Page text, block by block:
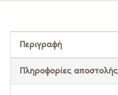
Περιγραφή
Πληροφορίες αποστολής